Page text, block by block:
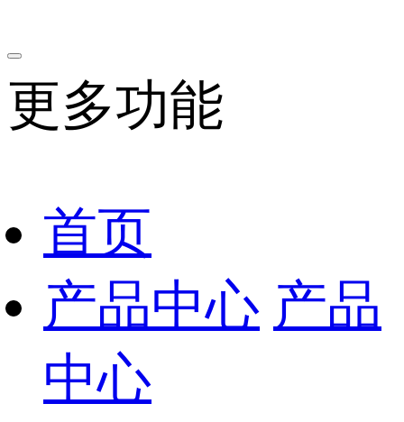
更多功能
首页
产品中心 产品
中心